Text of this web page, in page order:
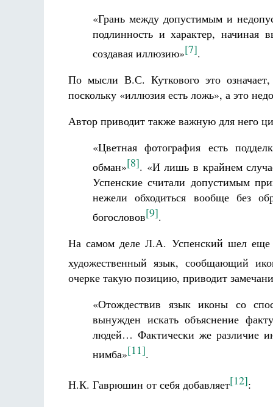
«Грань между допустимым и
подлинность и характер, начиная
создавая иллюзию»[7].
По мысли В.С. Куткового это
поскольку «иллюзия есть ложь», а это
Автор приводит также важную для него
«Цветная фотография есть
обман»[8]. «И лишь в крайнем
Успенские считали допустимым
нежели обходиться вообще без
богословов[9].
На самом деле Л.А. Успенский шел еще
художественный язык, сообщающий
очерке такую позицию, приводит
«Отождествив язык иконы со
вынужден искать объяснение
людей… Фактически же различие
нимба»[11].
Н.К. Гаврюшин от себя добавляет[12]: